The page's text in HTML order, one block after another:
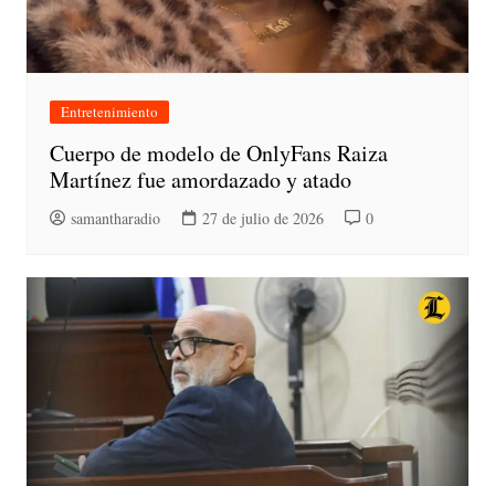
Entretenimiento
Cuerpo de modelo de OnlyFans Raiza
Martínez fue amordazado y atado
samantharadio 27 de julio de 2026 0